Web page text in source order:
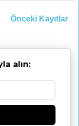
Önceki Kayıtlar
alın: